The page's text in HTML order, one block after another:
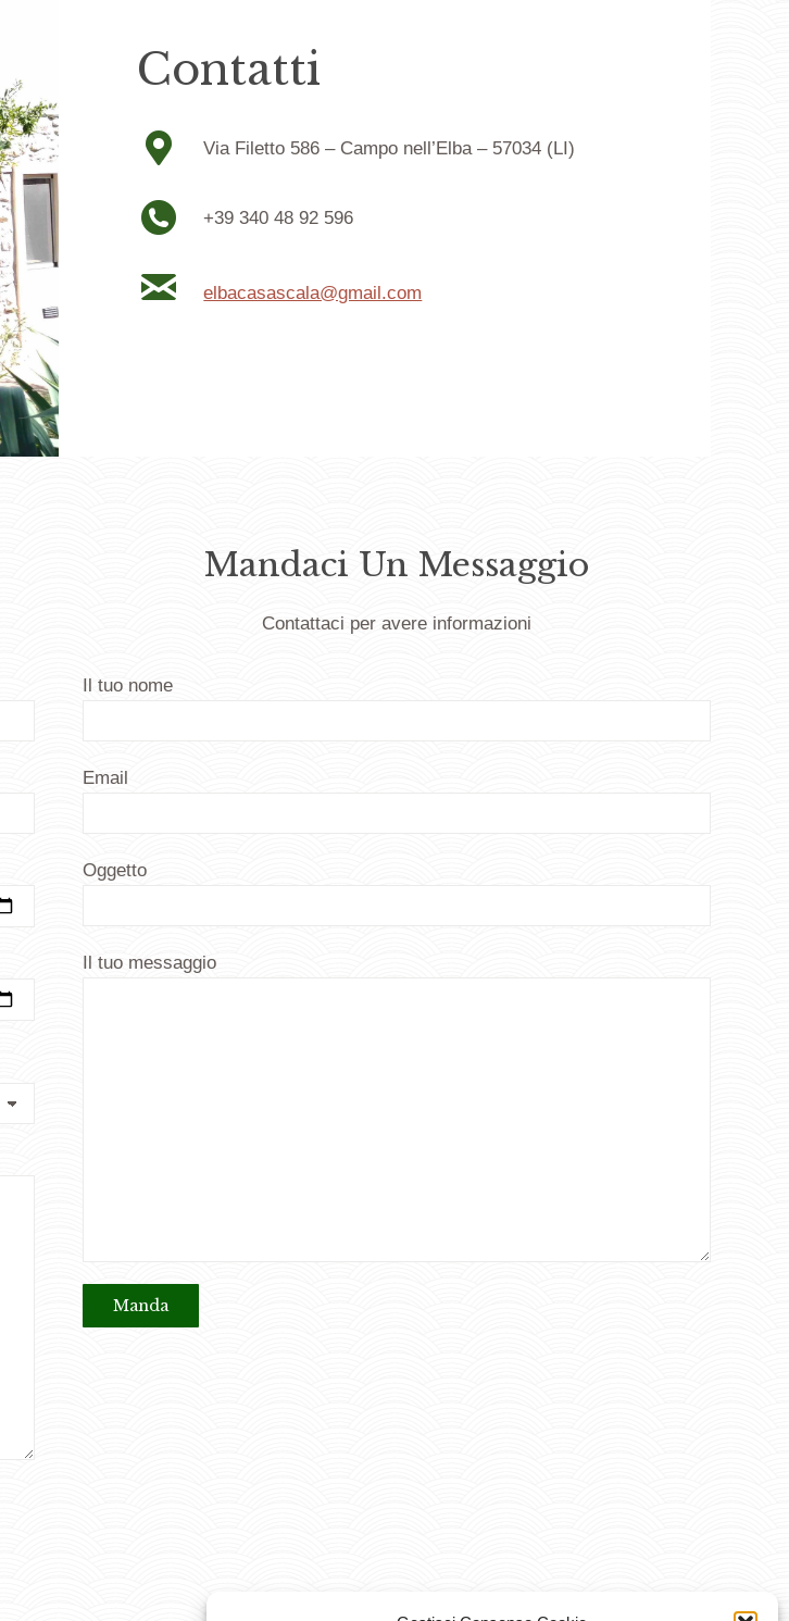
Contatti
Via Filetto 586 – Campo nell’Elba – 57034 (LI)
+39 340 48 92 596
elbacasascala@gmail.com
Mandaci Un Messaggio
Contattaci per avere informazioni
Il tuo nome
Email
Oggetto
Il tuo messaggio